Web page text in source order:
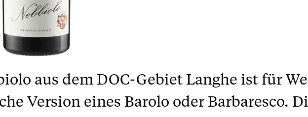
aus dem DOC-Gebiet Langhe ist für
Version eines Barolo oder Barbaresco.